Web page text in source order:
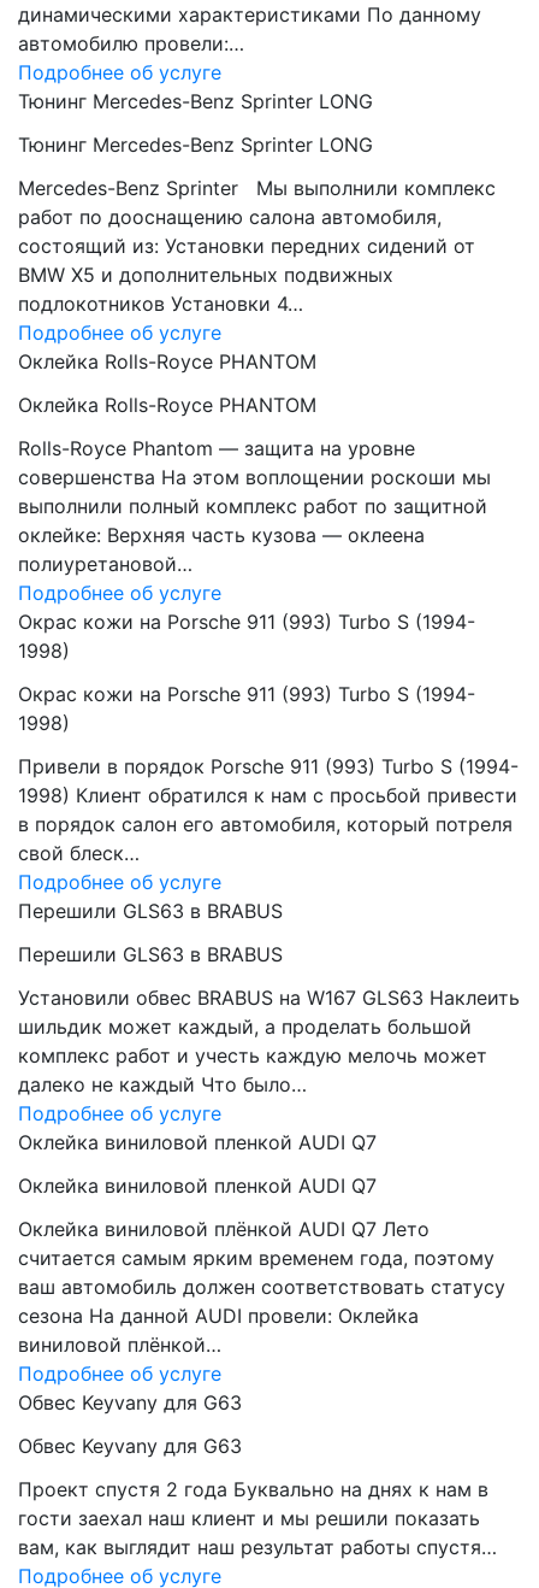
динамическими характеристиками По данному
автомобилю провели:…
Подробнее об услуге
Тюнинг Mercedes-Benz Sprinter LONG
Тюнинг Mercedes-Benz Sprinter LONG
Mercedes-Benz Sprinter Мы выполнили комплекс
работ по дооснащению салона автомобиля,
состоящий из: Установки передних сидений от
BMW Х5 и дополнительных подвижных
подлокотников Установки 4…
Подробнее об услуге
Оклейка Rolls-Royce PHANTOM
Оклейка Rolls-Royce PHANTOM
Rolls-Royce Phantom — защита на уровне
совершенства На этом воплощении роскоши мы
выполнили полный комплекс работ по защитной
оклейке: Верхняя часть кузова — оклеена
полиуретановой…
Подробнее об услуге
Окрас кожи на Porsche 911 (993) Turbo S (1994-
1998)
Окрас кожи на Porsche 911 (993) Turbo S (1994-
1998)
Привели в порядок Porsche 911 (993) Turbo S (1994-
1998) Клиент обратился к нам с просьбой привести
в порядок салон его автомобиля, который потреля
свой блеск…
Подробнее об услуге
Перешили GLS63 в BRABUS
Перешили GLS63 в BRABUS
Установили обвес BRABUS на W167 GLS63 Наклеить
шильдик может каждый, а проделать большой
комплекс работ и учесть каждую мелочь может
далеко не каждый Что было…
Подробнее об услуге
Оклейка виниловой пленкой AUDI Q7
Оклейка виниловой пленкой AUDI Q7
Оклейка виниловой плёнкой AUDI Q7 Лето
считается самым ярким временем года, поэтому
ваш автомобиль должен соответствовать статусу
сезона На данной AUDI провели: Оклейка
виниловой плёнкой…
Подробнее об услуге
Обвес Keyvany для G63
Обвес Keyvany для G63
Проект спустя 2 года Буквально на днях к нам в
гости заехал наш клиент и мы решили показать
вам, как выглядит наш результат работы спустя…
Подробнее об услуге